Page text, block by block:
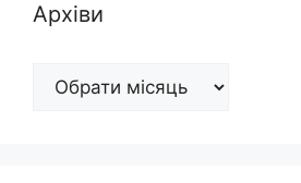
Архіви
Архіви